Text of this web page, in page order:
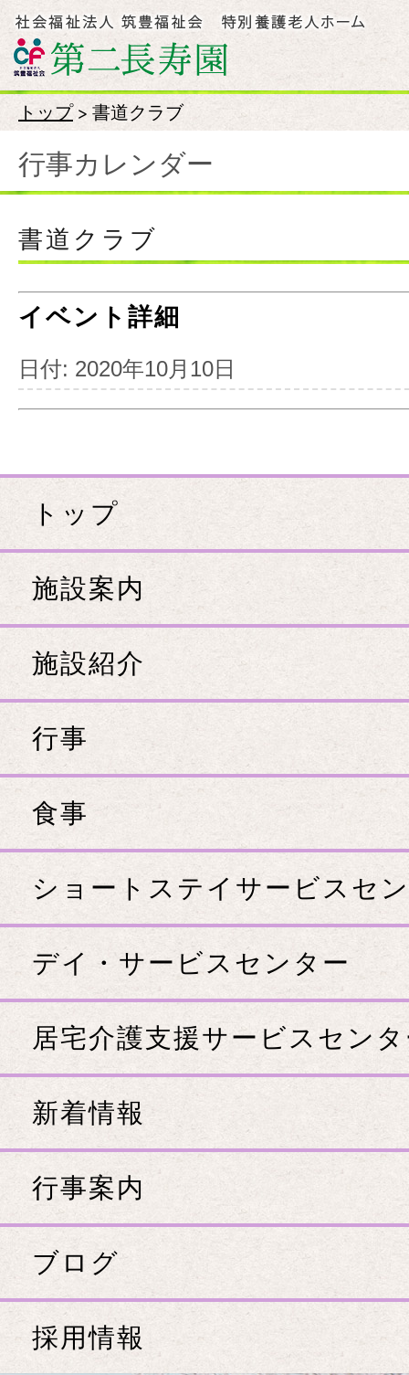
トップ> 書道クラブ
行事カレンダー
書道クラブ
イベント詳細
日付: 2020年10月10日
トップ
施設案内
施設紹介
行事
食事
ショートステイサービスセ
デイ・サービスセンター
居宅介護支援サービスセン
新着情報
行事案内
ブログ
採用情報